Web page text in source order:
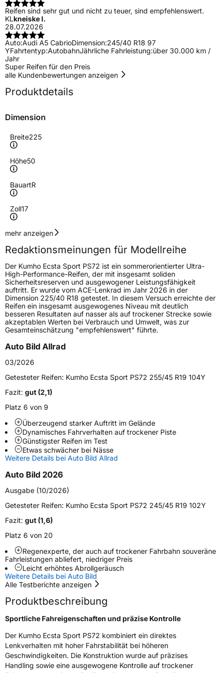
Reifen sind sehr gut und nicht zu teuer, sind empfehlenswert.
KLkneiske l.
28.07.2026
Auto:Audi A5 CabrioDimension:245/40 R18 97
YFahrtentyp:AutobahnJährliche Fahrleistung:über 30.000 km /
Jahr
Super Reifen für den Preis
alle Kundenbewertungen anzeigen
Produktdetails
Dimension
Breite225
Höhe50
BauartR
Zoll17
Geschwindigkeitsindex
Höchstgeschwindigkeit
300 km/h
Lastindex98
Höchstlast750 kg
Generelle Merkmale
Fahrzeugtyp PKW
VerwendungSommerreifen
Modellname
FahrzeugartPKW & SUV
Weitere Eigenschaften
SchlauchtypTL
ZustandNeureifen
VerstärktXL
EU Label
Effizienz
NasshaftungA
Rollgeräusch (Klasse)B
Rollgeräusch (dB)72
Fahrzeugklasse C1
3PMSF / Schneeflockensymbol / Alpine-SymbolNein
EPREL ID 2111020
mehr anzeigen
Redaktionsmeinungen für Modellreihe
Der Kumho Ecsta Sport PS72 ist ein sommerorientierter Ultra-
High-Performance-Reifen, der mit insgesamt soliden
Sicherheitsreserven und ausgewogener Leistungsfähigkeit
auftritt. Er wurde vom ACE-Lenkrad im Jahr 2026 in der
Dimension 225/40 R18 getestet. In diesem Versuch erreichte der
Reifen ein insgesamt ausgewogenes Niveau mit deutlich
besseren Resultaten auf nasser als auf trockener Strecke sowie
akzeptablen Werten bei Verbrauch und Umwelt, was zur
Gesamteinschätzung "empfehlenswert" führte.
Auto Bild Allrad
03/2026
Getesteter Reifen: Kumho Ecsta Sport PS72 255/45 R19 104Y
Fazit: gut (2,1)
Platz 6 von 9
Überzeugend starker Auftritt im Gelände
Dynamisches Fahrverhalten auf trockener Piste
Günstigster Reifen im Test
Etwas schwächer bei Nässe
Weitere Details bei Auto Bild Allrad
Auto Bild 2026
Ausgabe (10/2026)
Getesteter Reifen: Kumho Ecsta Sport PS72 245/45 R19 102Y
Fazit: gut (1,6)
Platz 6 von 20
Regenexperte, der auch auf trockener Fahrbahn souveräne
Fahrleistungen abliefert, niedriger Preis
Leicht erhöhtes Abrollgeräusch
Weitere Details bei Auto Bild
Alle Testberichte anzeigen
Produktbeschreibung
Sportliche Fahreigenschaften und präzise Kontrolle
Der Kumho Ecsta Sport PS72 kombiniert ein direktes
Lenkverhalten mit hoher Fahrstabilität bei höheren
Geschwindigkeiten. Die Konstruktion wurde auf präzises
Handling sowie eine ausgewogene Kontrolle auf trockener